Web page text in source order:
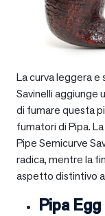
La curva leggera e
Savinelli aggiunge
di fumare questa
fumatori di Pipa.
Pipe Semicurve
radica, mentre la
aspetto distintivo
Pipa